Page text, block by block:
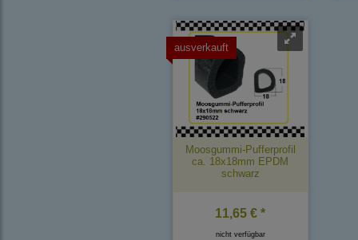
ausverkauft
Moosgummi-Pufferprofil
ca. 18x18mm EPDM
schwarz
11,65 € *
nicht verfügbar